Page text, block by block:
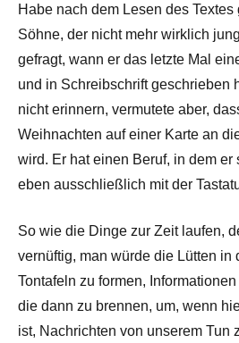
Habe nach dem Lesen des
Söhne, der nicht mehr wirklich
gefragt, wann er das letzte Mal
und in Schreibschrift geschrieben
nicht erinnern, vermutete aber,
Weihnachten auf einer Karte an
wird. Er hat einen Beruf, in dem er
eben ausschließlich mit der
So wie die Dinge zur Zeit laufen,
vernüftig, man würde die Lütten in
Tontafeln zu formen,
die dann zu brennen, um, wenn
ist, Nachrichten von unserem Tun